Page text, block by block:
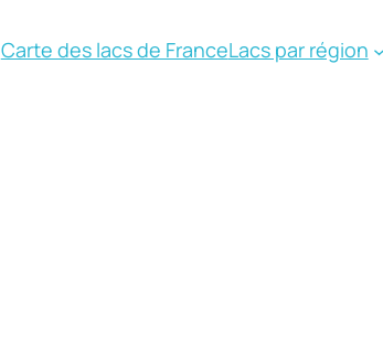
Carte des lacs de FranceLacs par région